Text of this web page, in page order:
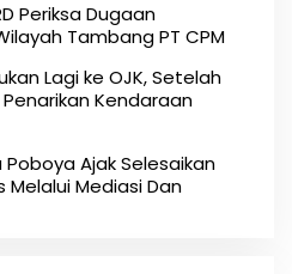
Periksa Dugaan
Tambang PT CPM
Lagi ke OJK, Setelah
Kendaraan
Ajak Selesaikan
Melalui Mediasi Dan